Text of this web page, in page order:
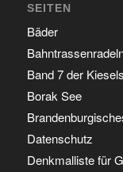
SEITEN
Bäder
Band 7 der
Borak See
Datenschutz
Denkmalliste für